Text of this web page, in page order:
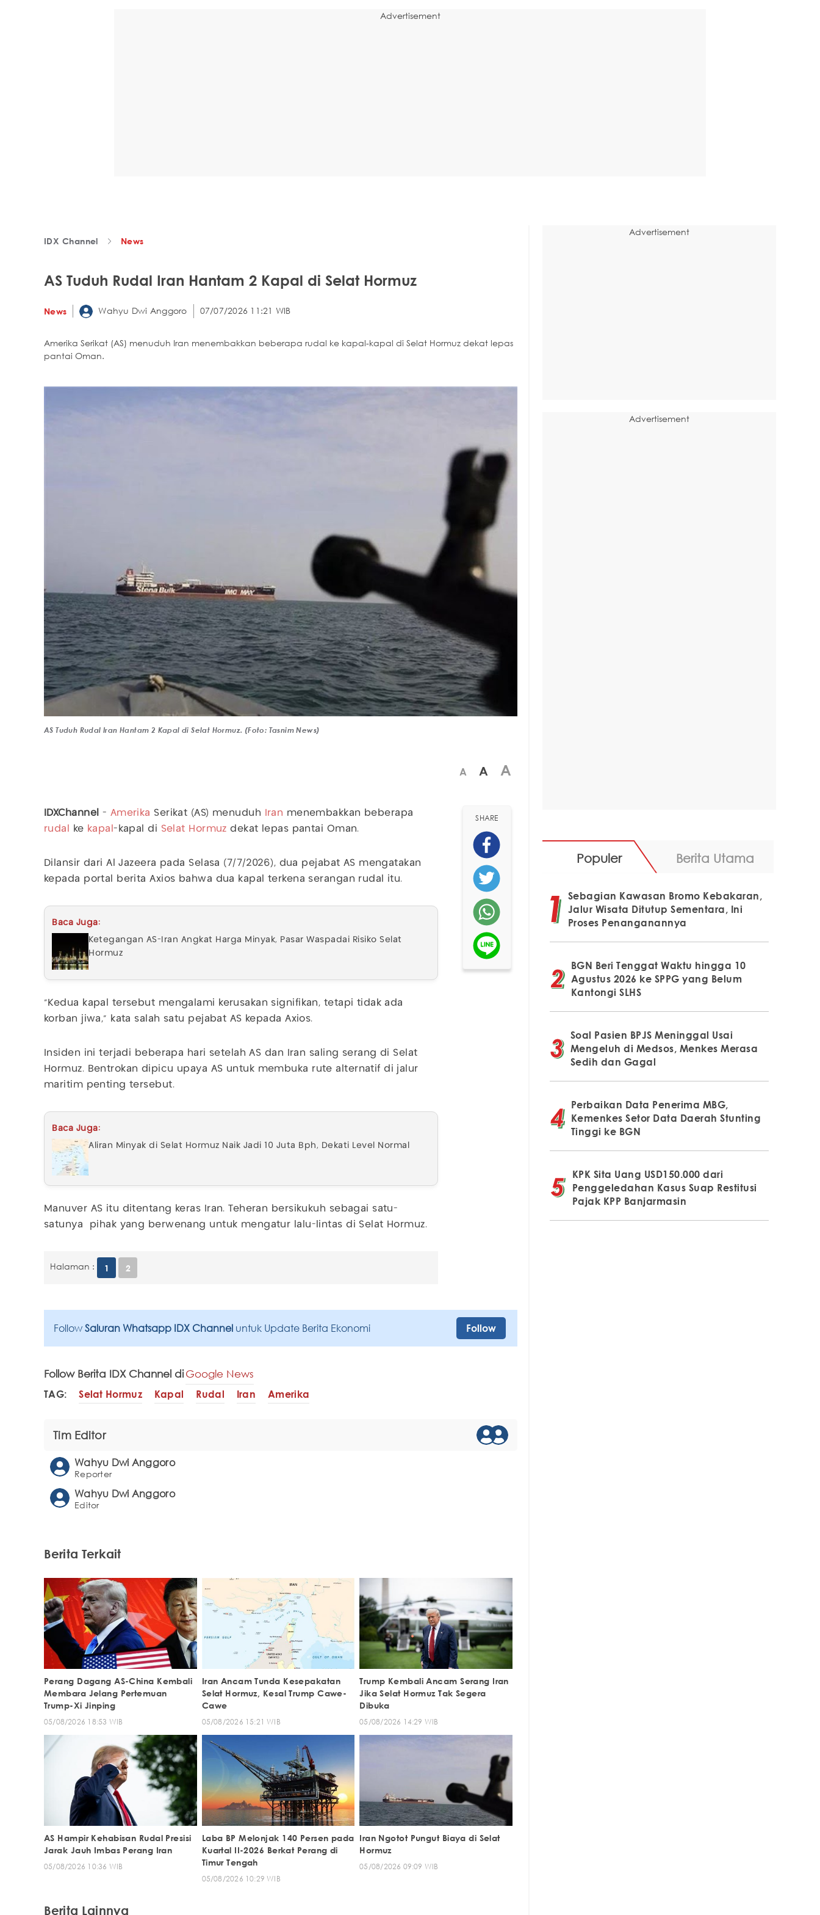
Advertisement
IDX Channel News
AS Tuduh Rudal Iran Hantam 2 Kapal di Selat Hormuz
News Wahyu Dwi Anggoro 07/07/2026 11:21 WIB
Amerika Serikat (AS) menuduh Iran menembakkan beberapa rudal ke kapal-kapal di Selat Hormuz dekat lepas
pantai Oman.
AS Tuduh Rudal Iran Hantam 2 Kapal di Selat Hormuz. (Foto: Tasnim News)
A A A
IDXChannel - Amerika Serikat (AS) menuduh Iran menembakkan beberapa
rudal
ke kapal-kapal di Selat Hormuz dekat lepas pantai Oman.
Dilansir dari Al Jazeera pada Selasa (7/7/2026), dua pejabat AS mengatakan
kepada portal berita Axios bahwa dua kapal terkena serangan rudal itu.
Baca Juga:
Ketegangan AS-Iran Angkat Harga Minyak, Pasar Waspadai Risiko Selat
Hormuz
"Kedua kapal tersebut mengalami kerusakan signifikan, tetapi tidak ada
korban jiwa," kata salah satu pejabat AS kepada Axios.
Insiden ini terjadi beberapa hari setelah AS dan Iran saling serang di Selat
Hormuz. Bentrokan dipicu upaya AS untuk membuka rute alternatif di jalur
maritim penting tersebut.
Baca Juga:
Aliran Minyak di Selat Hormuz Naik Jadi 10 Juta Bph, Dekati Level Normal
Manuver AS itu ditentang keras Iran. Teheran bersikukuh sebagai satu-
satunya pihak yang berwenang untuk mengatur lalu-lintas di Selat Hormuz.
Halaman : 1 2
SHARE
Follow Saluran Whatsapp IDX Channel untuk Update Berita Ekonomi Follow
Follow Berita IDX Channel diGoogle News
TAG: Selat Hormuz Kapal Rudal Iran Amerika
Tim Editor
Wahyu Dwi Anggoro
Reporter
Wahyu Dwi Anggoro
Editor
Berita Terkait
Perang Dagang AS-China Kembali
Membara Jelang Pertemuan
Trump-Xi Jinping
05/08/2026 18:53 WIB
Iran Ancam Tunda Kesepakatan
Selat Hormuz, Kesal Trump Cawe-
Cawe
05/08/2026 15:21 WIB
Trump Kembali Ancam Serang Iran
Jika Selat Hormuz Tak Segera
Dibuka
05/08/2026 14:29 WIB
AS Hampir Kehabisan Rudal Presisi
Jarak Jauh Imbas Perang Iran
05/08/2026 10:36 WIB
Laba BP Melonjak 140 Persen pada
Kuartal II-2026 Berkat Perang di
Timur Tengah
05/08/2026 10:29 WIB
Iran Ngotot Pungut Biaya di Selat
Hormuz
05/08/2026 09:09 WIB
Berita Lainnya
Advertisement
Advertisement
Populer Berita Utama
Sebagian Kawasan Bromo Kebakaran,
Jalur Wisata Ditutup Sementara, Ini
Proses Penanganannya
BGN Beri Tenggat Waktu hingga 10
Agustus 2026 ke SPPG yang Belum
Kantongi SLHS
Soal Pasien BPJS Meninggal Usai
Mengeluh di Medsos, Menkes Merasa
Sedih dan Gagal
Perbaikan Data Penerima MBG,
Kemenkes Setor Data Daerah Stunting
Tinggi ke BGN
KPK Sita Uang USD150.000 dari
Penggeledahan Kasus Suap Restitusi
Pajak KPP Banjarmasin